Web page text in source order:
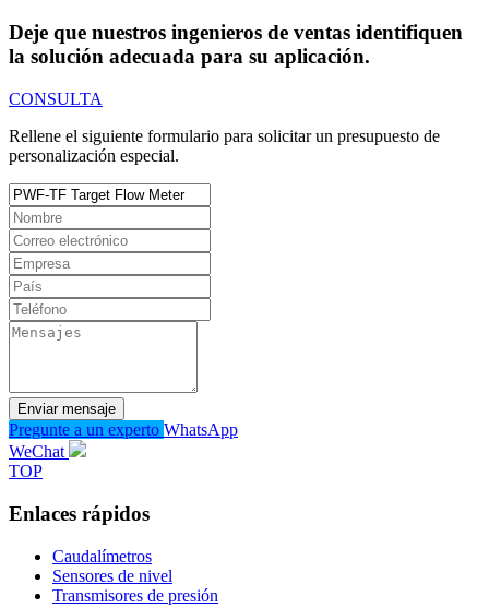
Deje que nuestros ingenieros de ventas identifiquen
la solución adecuada para su aplicación.
CONSULTA
Rellene el siguiente formulario para solicitar un presupuesto de
personalización especial.
Enviar mensaje
Pregunte a un experto WhatsApp
WeChat
TOP
Enlaces rápidos
Caudalímetros
Sensores de nivel
Transmisores de presión